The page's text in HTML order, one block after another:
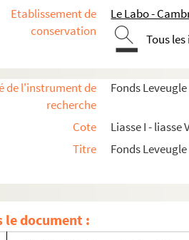
Etablissement de
conservation
Le Labo -
Tous
de l'instrument de
recherche
Fonds Leveugle
Cote
Liasse I - liasse
Titre
Fonds Leveugle
le document :
Travaux
Dossiers généraux de l’usine
A. Journaux et revues de l’entreprise
VII-A-1. Informations intérieures
VII-A-2. Rodier
VII-A-2-1. Les tricots Rodier ont 10
VII-A-2-2. Rodier a 25 ans
VII-A-2-3. Rodier information n°43
VII-A-2-4. Tendances Rodier n°11